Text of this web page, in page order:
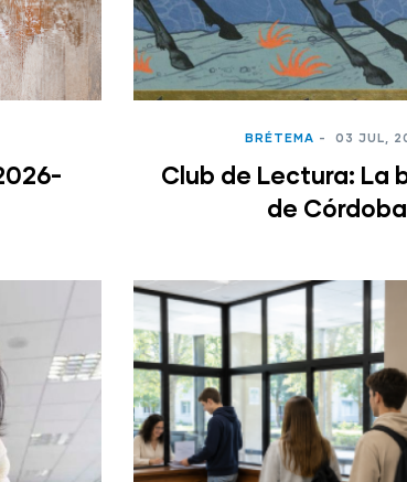
BRÉTEMA - 03 JUL,
Club de Lectura: La
de Córdoba